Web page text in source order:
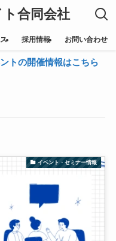
合同会社
採用情報 お問い合わせ
トの開催情報はこちら
イベント・セミナー情報